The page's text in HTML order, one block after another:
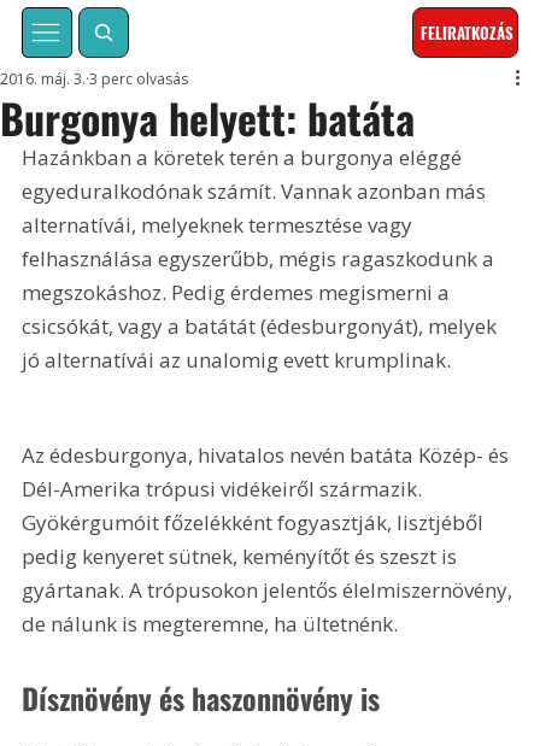
FELIRATKOZÁS
Burgonya helyett: batáta
2016. máj. 3. 3 perc olvasás
Hazánkban a köretek terén a burgonya eléggé
egyeduralkodónak számít. Vannak azonban más
alternatívái, melyeknek termesztése vagy
felhasználása egyszerűbb, mégis ragaszkodunk a
megszokáshoz. Pedig érdemes megismerni a
csicsókát, vagy a batátát (édesburgonyát), melyek
jó alternatívái az unalomig evett krumplinak.
Az édesburgonya, hivatalos nevén batáta Közép- és
Dél-Amerika trópusi vidékeiről származik.
Gyökérgumóit főzelékként fogyasztják, lisztjéből
pedig kenyeret sütnek, keményítőt és szeszt is
gyártanak. A trópusokon jelentős élelmiszernövény,
de nálunk is megteremne, ha ültetnénk.
Dísznövény és haszonnövény is